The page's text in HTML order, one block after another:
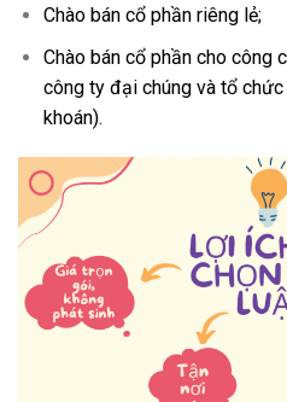
Chào bán cổ phần riêng lẻ;
Chào bán cổ phần cho công
công ty đại chúng và tổ
khoán).